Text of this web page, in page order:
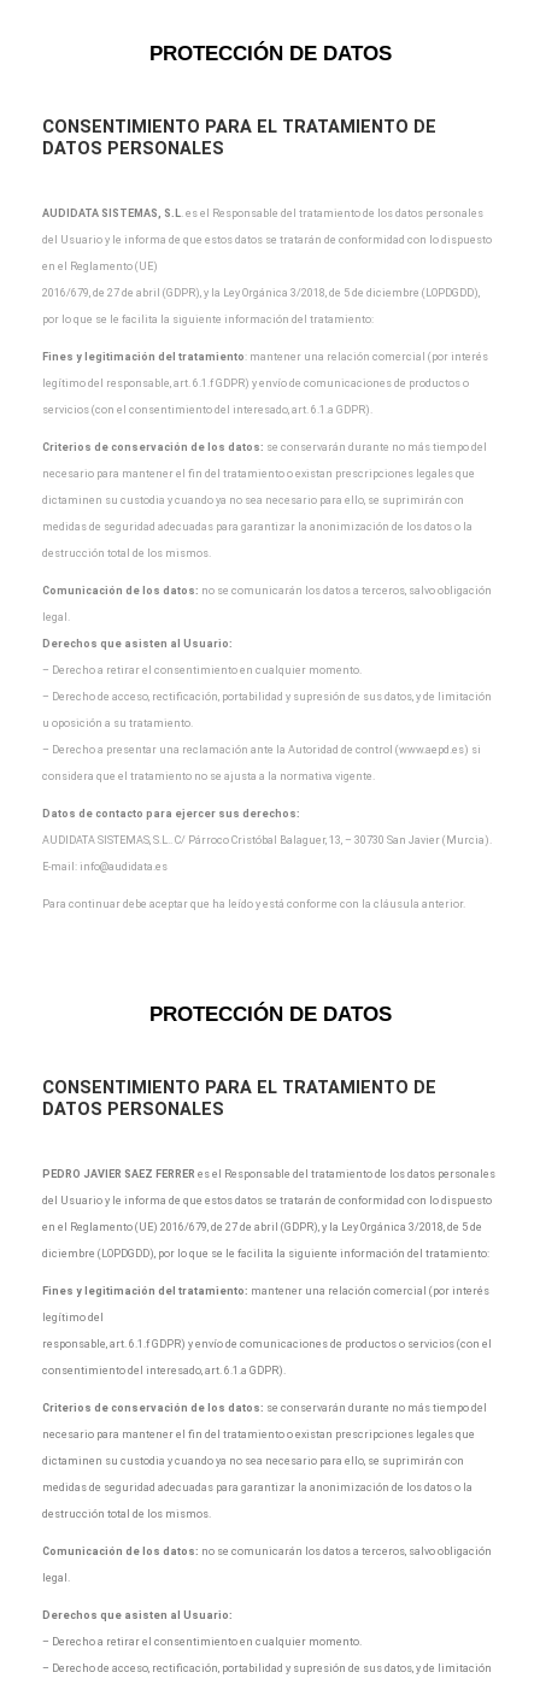
PROTECCIÓN DE DATOS
CONSENTIMIENTO PARA EL TRATAMIENTO DE
DATOS PERSONALES
AUDIDATA SISTEMAS, S.L es el Responsable del tratamiento de los datos personales
del Usuario y le informa de que estos datos se tratarán de conformidad con lo dispuesto
en el Reglamento (UE)
2016/679, de 27 de abril (GDPR), y la Ley Orgánica 3/2018, de 5 de diciembre (LOPDGDD),
por lo que se le facilita la siguiente información del tratamiento:
Fines y legitimación del tratamiento : mantener una relación comercial (por interés
legítimo del responsable, art. 6.1.f GDPR) y envío de comunicaciones de productos o
servicios (con el consentimiento del interesado, art. 6.1.a GDPR).
Criterios de conservación de los datos: se conservarán durante no más tiempo del
necesario para mantener el fin del tratamiento o existan prescripciones legales que
dictaminen su custodia y cuando ya no sea necesario para ello, se suprimirán con
medidas de seguridad adecuadas para garantizar la anonimización de los datos o la
destrucción total de los mismos.
Comunicación de los datos: no se comunicarán los datos a terceros, salvo obligación
legal.
Derechos que asisten al Usuario:
– Derecho a retirar el consentimiento en cualquier momento.
– Derecho de acceso, rectificación, portabilidad y supresión de sus datos, y de limitación
u oposición a su tratamiento.
– Derecho a presentar una reclamación ante la Autoridad de control (www.aepd.es) si
considera que el tratamiento no se ajusta a la normativa vigente.
Datos de contacto para ejercer sus derechos:
AUDIDATA SISTEMAS, S.L.. C/ Párroco Cristóbal Balaguer, 13, – 30730 San Javier (Murcia).
E-mail: info@audidata.es
Para continuar debe aceptar que ha leído y está conforme con la cláusula anterior.
PROTECCIÓN DE DATOS
CONSENTIMIENTO PARA EL TRATAMIENTO DE
DATOS PERSONALES
PEDRO JAVIER SAEZ FERRER es el Responsable del tratamiento de los datos personales
del Usuario y le informa de que estos datos se tratarán de conformidad con lo dispuesto
en el Reglamento (UE) 2016/679, de 27 de abril (GDPR), y la Ley Orgánica 3/2018, de 5 de
diciembre (LOPDGDD), por lo que se le facilita la siguiente información del tratamiento:
Fines y legitimación del tratamiento: mantener una relación comercial (por interés
legítimo del
responsable, art. 6.1.f GDPR) y envío de comunicaciones de productos o servicios (con el
consentimiento del interesado, art. 6.1.a GDPR).
Criterios de conservación de los datos: se conservarán durante no más tiempo del
necesario para mantener el fin del tratamiento o existan prescripciones legales que
dictaminen su custodia y cuando ya no sea necesario para ello, se suprimirán con
medidas de seguridad adecuadas para garantizar la anonimización de los datos o la
destrucción total de los mismos.
Comunicación de los datos: no se comunicarán los datos a terceros, salvo obligación
legal.
Derechos que asisten al Usuario:
– Derecho a retirar el consentimiento en cualquier momento.
– Derecho de acceso, rectificación, portabilidad y supresión de sus datos, y de limitación